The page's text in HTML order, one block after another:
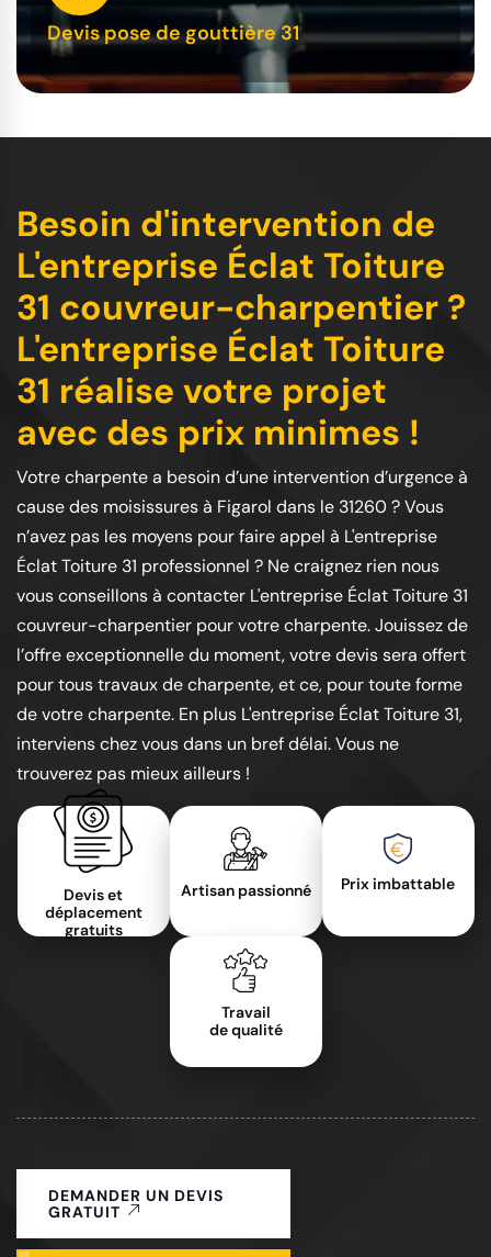
Devis pose de gouttière 31
Besoin d'intervention de
L'entreprise Éclat Toiture
31 couvreur-charpentier ?
L'entreprise Éclat Toiture
31 réalise votre projet
avec des prix minimes !
Votre charpente a besoin d’une intervention d’urgence à
cause des moisissures à Figarol dans le 31260 ? Vous
n’avez pas les moyens pour faire appel à L'entreprise
Éclat Toiture 31 professionnel ? Ne craignez rien nous
vous conseillons à contacter L'entreprise Éclat Toiture 31
couvreur-charpentier pour votre charpente. Jouissez de
l’offre exceptionnelle du moment, votre devis sera offert
pour tous travaux de charpente, et ce, pour toute forme
de votre charpente. En plus L'entreprise Éclat Toiture 31,
interviens chez vous dans un bref délai. Vous ne
trouverez pas mieux ailleurs !
Devis et
déplacement
gratuits
Artisan passionné Prix imbattable
Travail
de qualité
DEMANDER UN DEVIS
GRATUIT